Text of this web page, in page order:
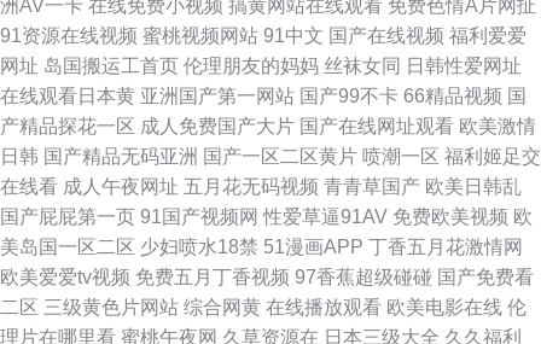
洲AV一卡 在线免费小视频 搞黄网站在线观看 免费色情A片网扯
91资源在线视频 蜜桃视频网站 91中文 国产在线视频 福利爱爱
网址 岛国搬运工首页 伦理朋友的妈妈 丝袜女同 日韩性爱网址
在线观看日本黄 亚洲国产第一网站 国产99不卡 66精品视频 国
产精品探花一区 成人免费国产大片 国产在线网址观看 欧美激情
日韩 国产精品无码亚洲 国产一区二区黄片 喷潮一区 福利姬足交
在线看 成人午夜网址 五月花无码视频 青青草国产 欧美日韩乱
国产屁屁第一页 91国产视频网 性爱草逼91AV 免费欧美视频 欧
美岛国一区二区 少妇喷水18禁 51漫画APP 丁香五月花激情网
欧美爱爱tv视频 免费五月丁香视频 97香蕉超级碰碰 国产免费看
二区 三级黄色片网站 综合网黄 在线播放观看 欧美电影在线 伦
理片在哪里看 蜜桃午夜网 久草资源在 日本三级大全 久久福利